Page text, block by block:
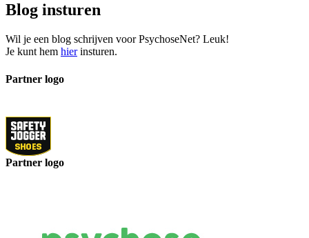
Blog insturen
Wil je een blog schrijven voor PsychoseNet? Leuk!
Je kunt hem hierinsturen.
Partner logo
Partner logo